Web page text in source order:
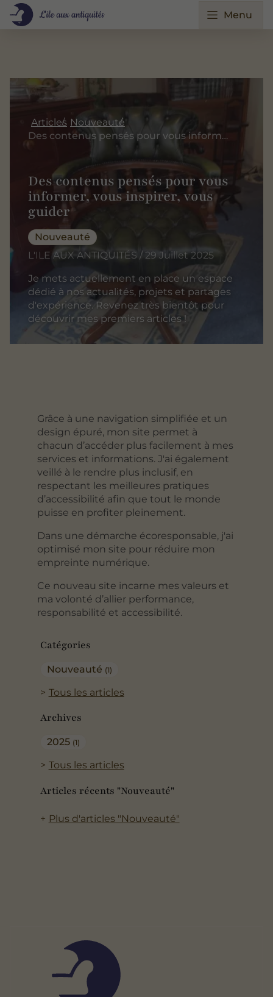
Menu
Catégories
Nouveauté (1)
Tous les articles
Archives
2025 (1)
Tous les articles
Articles récents "Nouveauté"
Plus d'articles "Nouveauté"
Articles Nouveauté
Des contenus pensés pour vous informer, vous inspirer, vous guider
Des contenus pensés pour vous
informer, vous inspirer, vous
guider
Nouveauté
L'ILE AUX ANTIQUITÉS / 29 Juillet 2025
Je mets actuellement en place un espace
dédié à nos actualités, projets et partages
d'expérience. Revenez très bientôt pour
découvrir mes premiers articles !
Grâce à une navigation simplifiée et un
design épuré, mon site permet à
chacun d’accéder plus facilement à mes
services et informations. J'ai également
veillé à le rendre plus inclusif, en
respectant les meilleures pratiques
d’accessibilité afin que tout le monde
puisse en profiter pleinement.
Dans une démarche écoresponsable, j'ai
optimisé mon site pour réduire mon
empreinte numérique.
Ce nouveau site incarne mes valeurs et
ma volonté d’allier performance,
responsabilité et accessibilité.